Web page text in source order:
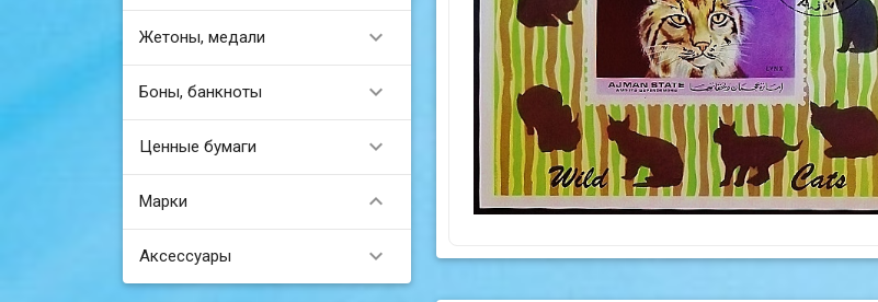
Жетоны, медали 
Боны, банкноты 
Ценные бумаги 
Марки 
Аксессуары 